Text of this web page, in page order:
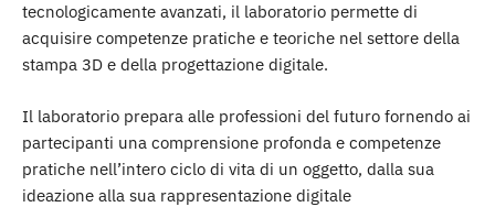
tecnologicamente avanzati, il laboratorio permette di
acquisire competenze pratiche e teoriche nel settore della
stampa 3D e della progettazione digitale.
Il laboratorio prepara alle professioni del futuro fornendo ai
partecipanti una comprensione profonda e competenze
pratiche nell’intero ciclo di vita di un oggetto, dalla sua
ideazione alla sua rappresentazione digitale